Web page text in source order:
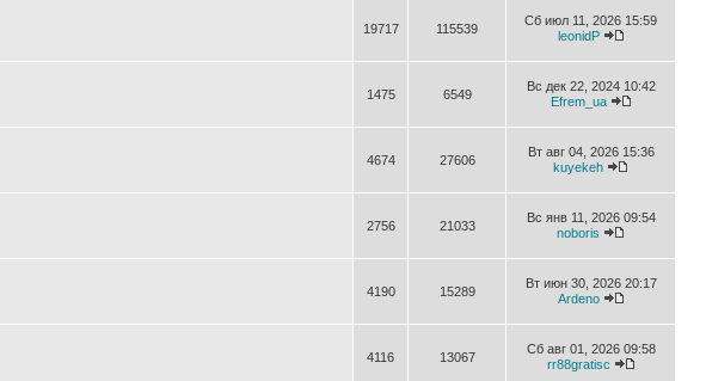
19717 115539
Сб июл 11, 2026 15:59
leonidP
1475 6549
Вс дек 22, 2024 10:42
Efrem_ua
4674 27606
Вт авг 04, 2026 15:36
kuyekeh
2756 21033
Вс янв 11, 2026 09:54
noboris
4190 15289
Вт июн 30, 2026 20:17
Ardeno
4116 13067
Сб авг 01, 2026 09:58
rr88gratisc